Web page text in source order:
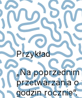
Przykład
„Na
przetwarzania o
godzin rocznie”.